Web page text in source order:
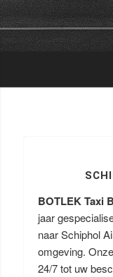
BOTLEK Taxi
jaar
naar Schiphol
omgeving.
24/7 tot uw